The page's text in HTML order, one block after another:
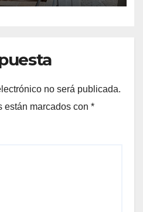
no será publicada.
están marcados con *